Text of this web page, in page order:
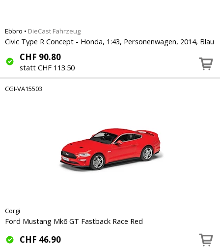
Ebbro • DieCast Fahrzeug
Civic Type R Concept - Honda, 1:43, Personenwagen, 2014, Blau
CHF 90.80
statt CHF 113.50
CGI-VA15503
Corgi
Ford Mustang Mk6 GT Fastback Race Red
CHF 46.90